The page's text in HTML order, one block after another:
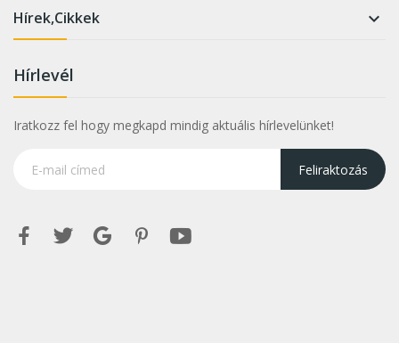
Hírek,Cikkek 
Hírlevél
Iratkozz fel hogy megkapd mindig aktuális hírlevelünket!
Feliraktozás